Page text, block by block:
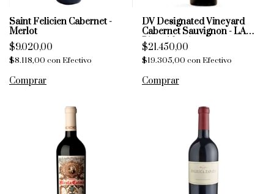
Saint Felicien Cabernet -
Merlot
$9.020,00
$8.118,00 conEfectivo
DV Designated Vineyard
Cabernet Sauvignon - LA
Piramide - Agrelo
$21.450,00
$19.305,00 con Efectivo